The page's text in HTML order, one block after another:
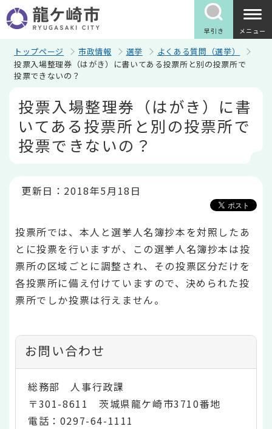
の
ペ
早引き メニュー
トップページ 市政情報 選挙
よくある質問（選挙）
投票入場整理券（はがき）に書いてある投票所と別の投票所で
投票できないの？
投票入場整理券（はがき）に書
いてある投票所と別の投票所で
投票できないの？
更新日：2018年5月18日
投票所では、本人と選挙人名簿抄本を対照したあ
とに投票を行いますが、この選挙人名簿抄本は投
票所の区域ごとに調整され、その投票区分だけを
各投票所に備え付けていますので、決められた投
票所でしか投票は行えません。
お問い合わせ
総務部 人事行政課
〒301-8611 茨城県龍ケ崎市3710番地
電話：0297-64-1111